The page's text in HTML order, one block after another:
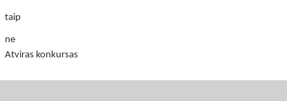
taip
ne
Atviras konkursas